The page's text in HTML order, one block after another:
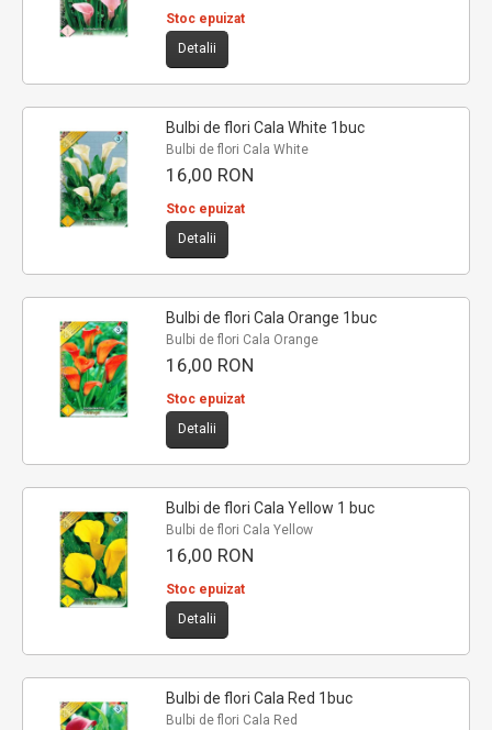
Stoc epuizat
Detalii
Bulbi de flori Cala White 1buc
Bulbi de flori Cala White
16,00 RON
Stoc epuizat
Detalii
Bulbi de flori Cala Orange 1buc
Bulbi de flori Cala Orange
16,00 RON
Stoc epuizat
Detalii
Bulbi de flori Cala Yellow 1 buc
Bulbi de flori Cala Yellow
16,00 RON
Stoc epuizat
Detalii
Bulbi de flori Cala Red 1buc
Bulbi de flori Cala Red